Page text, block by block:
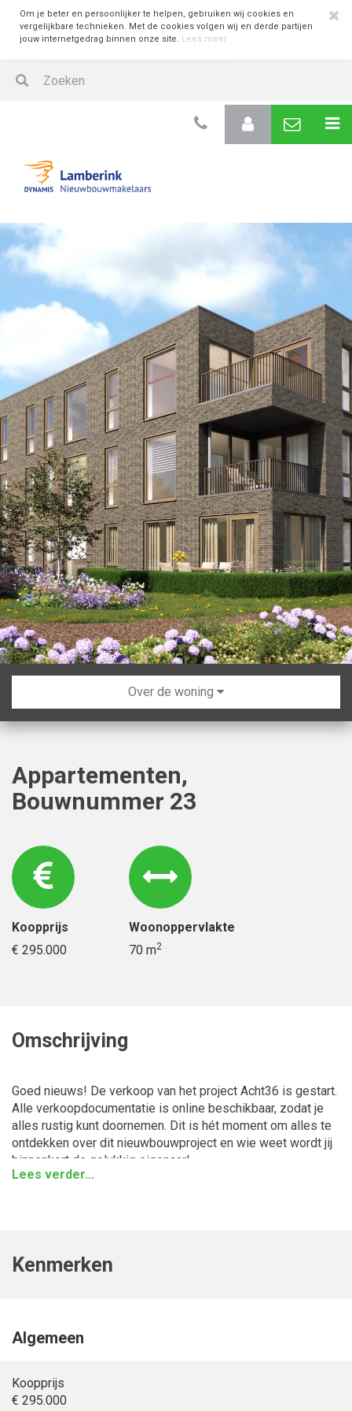
Om je beter en persoonlijker te helpen, gebruiken wij cookies en
vergelijkbare technieken. Met de cookies volgen wij en derde partijen
jouw internetgedrag binnen onze site. Lees meer
Over de woning
Appartementen,
Bouwnummer 23
Koopprijs
€ 295.000
Woonoppervlakte
70 m2
Omschrijving
Goed nieuws! De verkoop van het project Acht36 is gestart.
Alle verkoopdocumentatie is online beschikbaar, zodat je
alles rustig kunt doornemen. Dit is hét moment om alles te
ontdekken over dit nieuwbouwproject en wie weet wordt jij
binnenkort de gelukkig eigenaar!
een-kapwoningen, allemaal centraal gelegen met alle
of doorstromers die centraal willen wonen met alle
gemakken binnen handbereik.
Appartement type F
Type F is een bijzonder appartement dat slechts één keer
Lees verder...
Kenmerken
Algemeen
Koopprijs
€ 295.000